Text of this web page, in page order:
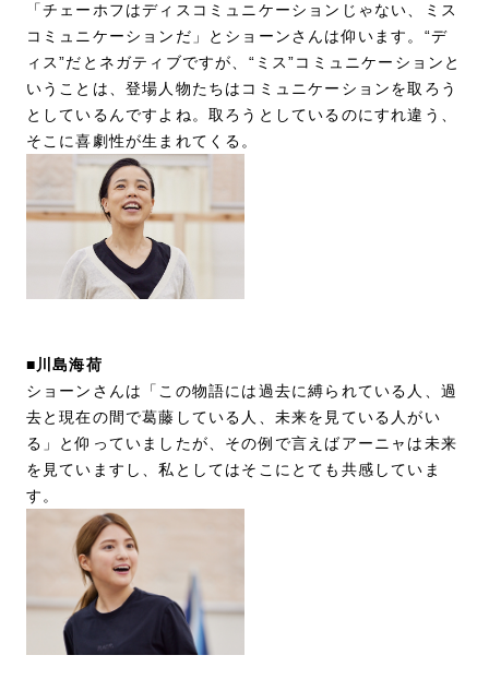
「チェーホフはディスコミュニケーションじゃない、ミス
コミュニケーションだ」とショーンさんは仰います。“デ
ィス”だとネガティブですが、“ミス”コミュニケーションと
いうことは、登場人物たちはコミュニケーションを取ろう
としているんですよね。取ろうとしているのにすれ違う、
そこに喜劇性が生まれてくる。
■川島海荷
ショーンさんは「この物語には過去に縛られている人、過
去と現在の間で葛藤している人、未来を見ている人がい
る」と仰っていましたが、その例で言えばアーニャは未来
を見ていますし、私としてはそこにとても共感していま
す。